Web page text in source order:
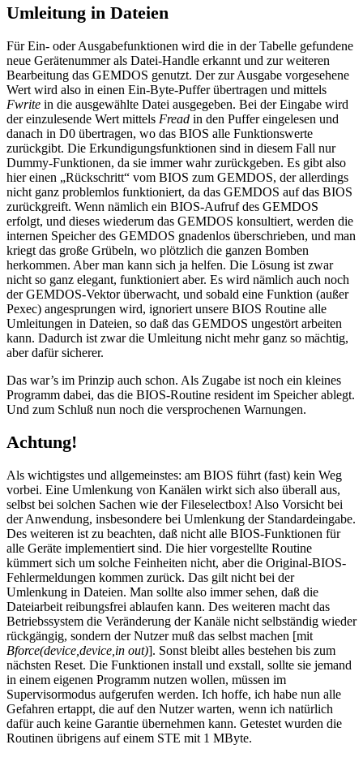
Umleitung in Dateien
Für Ein- oder Ausgabefunktionen wird die in der Tabelle gefundene
neue Gerätenummer als Datei-Handle erkannt und zur weiteren
Bearbeitung das GEMDOS genutzt. Der zur Ausgabe vorgesehene
Wert wird also in einen Ein-Byte-Puffer übertragen und mittels
Fwrite in die ausgewählte Datei ausgegeben. Bei der Eingabe wird
der einzulesende Wert mittels Fread in den Puffer eingelesen und
danach in D0 übertragen, wo das BIOS alle Funktionswerte
zurückgibt. Die Erkundigungsfunktionen sind in diesem Fall nur
Dummy-Funktionen, da sie immer wahr zurückgeben. Es gibt also
hier einen „Rückschritt“ vom BIOS zum GEMDOS, der allerdings
nicht ganz problemlos funktioniert, da das GEMDOS auf das BIOS
zurückgreift. Wenn nämlich ein BIOS-Aufruf des GEMDOS
erfolgt, und dieses wiederum das GEMDOS konsultiert, werden die
internen Speicher des GEMDOS gnadenlos überschrieben, und man
kriegt das große Grübeln, wo plötzlich die ganzen Bomben
herkommen. Aber man kann sich ja helfen. Die Lösung ist zwar
nicht so ganz elegant, funktioniert aber. Es wird nämlich auch noch
der GEMDOS-Vektor überwacht, und sobald eine Funktion (außer
Pexec) angesprungen wird, ignoriert unsere BIOS Routine alle
Umleitungen in Dateien, so daß das GEMDOS ungestört arbeiten
kann. Dadurch ist zwar die Umleitung nicht mehr ganz so mächtig,
aber dafür sicherer.
Das war’s im Prinzip auch schon. Als Zugabe ist noch ein kleines
Programm dabei, das die BIOS-Routine resident im Speicher ablegt.
Und zum Schluß nun noch die versprochenen Warnungen.
Achtung!
Als wichtigstes und allgemeinstes: am BIOS führt (fast) kein Weg
vorbei. Eine Umlenkung von Kanälen wirkt sich also überall aus,
selbst bei solchen Sachen wie der Fileselectbox! Also Vorsicht bei
der Anwendung, insbesondere bei Umlenkung der Standardeingabe.
Des weiteren ist zu beachten, daß nicht alle BIOS-Funktionen für
alle Geräte implementiert sind. Die hier vorgestellte Routine
kümmert sich um solche Feinheiten nicht, aber die Original-BIOS-
Fehlermeldungen kommen zurück. Das gilt nicht bei der
Umlenkung in Dateien. Man sollte also immer sehen, daß die
Dateiarbeit reibungsfrei ablaufen kann. Des weiteren macht das
Betriebssystem die Veränderung der Kanäle nicht selbständig wieder
rückgängig, sondern der Nutzer muß das selbst machen [mit
Bforce(device,device,in out)]. Sonst bleibt alles bestehen bis zum
nächsten Reset. Die Funktionen install und exstall, sollte sie jemand
in einem eigenen Programm nutzen wollen, müssen im
Supervisormodus aufgerufen werden. Ich hoffe, ich habe nun alle
Gefahren ertappt, die auf den Nutzer warten, wenn ich natürlich
dafür auch keine Garantie übernehmen kann. Getestet wurden die
Routinen übrigens auf einem STE mit 1 MByte.